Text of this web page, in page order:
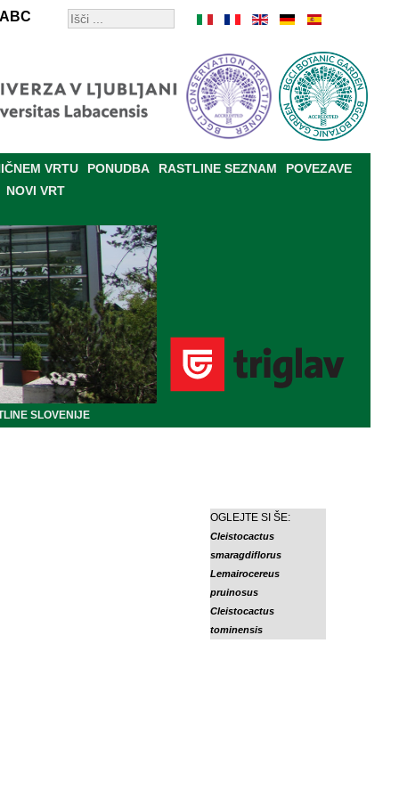
ABC
VRTU PONUDBA RASTLINE SEZNAM
POVEZAVE
NOVI VRT
SLOVENIJE
OGLEJTE SI ŠE:
Cleistocactus
smaragdiflorus
Lemairocereus
pruinosus
Cleistocactus
tominensis